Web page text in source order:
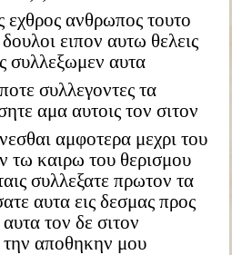
εχθρος ανθρωπος τουτο
ειπον αυτω θελεις
συλλεξωμεν αυτα
συλλεγοντες τα
αμα αυτοις τον σιτον
αμφοτερα μεχρι του
τω καιρω του θερισμου
συλλεξατε πρωτον τα
αυτα εις δεσμας προς
τον δε σιτον
την αποθηκην μου